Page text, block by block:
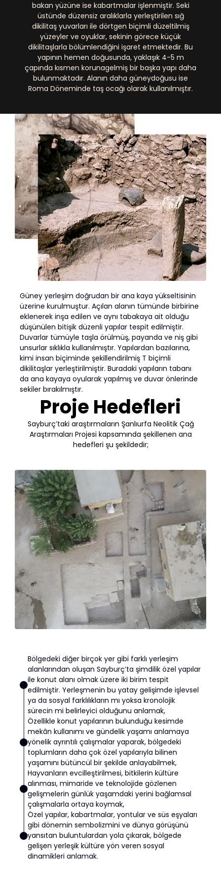
bakan yüzüne ise kabartmalar işlenmiştir. Seki
üstünde düzensiz aralıklarla yerleştirilen sığ
dikilitaş yuvarları ile dörtgen biçimli düzeltilmiş
yüzeyler ve oyuklar, sekinin görece küçük
dikilitaşlarla bölümlendiğini işaret etmektedir. Bu
yapının hemen doğusunda, yaklaşık 4-5 m
çapında kısmen korunagelmiş bir başka yapı daha
bulunmaktadır. Alanın daha güneydoğusu ise
Roma Döneminde taş ocağı olarak kullanılmıştır.
Güney yerleşim doğrudan bir ana kaya yükseltisinin
üzerine kurulmuştur. Açılan alanın tümünde birbirine
eklenerek inşa edilen ve aynı tabakaya ait olduğu
düşünülen bitişik düzenli yapılar tespit edilmiştir.
Duvarlar tümüyle taşla örülmüş, payanda ve niş gibi
unsurlar sıklıkla kullanılmıştır. Yapılardan bazılarına,
kimi insan biçiminde şekillendirilmiş T biçimli
dikilitaşlar yerleştirilmiştir. Buradaki yapıların tabanı
da ana kayaya oyularak yapılmış ve duvar önlerinde
sekiler bırakılmıştır.
Proje Hedefleri
Sayburç’taki araştırmaların Şanlıurfa Neolitik Çağ
Araştırmaları Projesi kapsamında şekillenen ana
hedefleri şu şekildedir;
Bölgedeki diğer birçok yer gibi farklı yerleşim
alanlarından oluşan Sayburç’ta şimdilik özel yapılar
ile konut alanı olmak üzere iki birim tespit
edilmiştir. Yerleşmenin bu yatay gelişimde işlevsel
ya da sosyal farklılıkların mı yoksa kronolojik
sürecin mi belirleyici olduğunu anlamak,
Özellikle konut yapılarının bulunduğu kesimde
mekân kullanımı ve gündelik yaşamı anlamaya
yönelik ayrıntılı çalışmalar yaparak, bölgedeki
toplumların daha çok özel yapılarıyla bilinen
yaşamını bütüncül bir şekilde anlayabilmek,
Hayvanların evcilleştirilmesi, bitkilerin kültüre
alınması, mimaride ve teknolojide gözlenen
gelişmelerin günlük yaşamdaki yerini bağlamsal
çalışmalarla ortaya koymak,
Özel yapılar, kabartmalar, yontular ve süs eşyaları
gibi dönemin sembolizmini ve dünya görüşünü
yansıtan buluntulardan yola çıkarak, bölgede
gelişen yerleşik kültüre yön veren sosyal
dinamikleri anlamak.